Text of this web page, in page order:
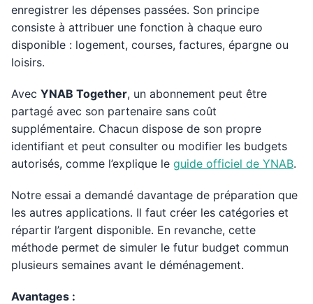
enregistrer les dépenses passées. Son principe
consiste à attribuer une fonction à chaque euro
disponible : logement, courses, factures, épargne ou
loisirs.
Avec YNAB Together, un abonnement peut être
partagé avec son partenaire sans coût
supplémentaire. Chacun dispose de son propre
identifiant et peut consulter ou modifier les budgets
autorisés, comme l’explique le guide officiel de YNAB.
Notre essai a demandé davantage de préparation que
les autres applications. Il faut créer les catégories et
répartir l’argent disponible. En revanche, cette
méthode permet de simuler le futur budget commun
plusieurs semaines avant le déménagement.
Avantages :